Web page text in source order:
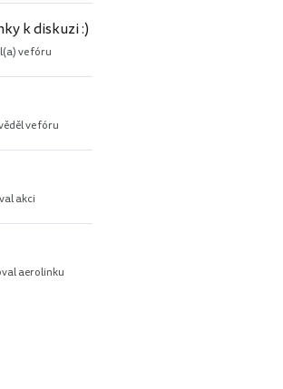
k diskuzi :)
ve fóru
ve fóru
akci
aerolinku